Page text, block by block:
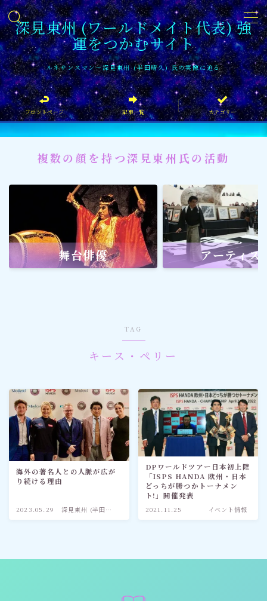
深見東州 (ワールドメイト代表) 強
運をつかむサイト
ルネサンスマン〜深見東州 (半田晴久) 氏の実像に迫る
MENU
フロントページ
記事一覧
イベント情報
企業家
文化・芸術活動
社会貢献 社会貢献
メディア・ネット
ワールドメイト
神道・宗教
社会情勢
おすすめ記事
フロントページ 記事一覧 カテゴリー
複数の顔を持つ深見東州氏の活動
舞台俳優 アーティス
TAG
キース・ペリー
海外の著名人との人脈が広が
り続ける理由
2023.05.29
深見東州 (半田晴
久)
DPワールドツアー日本初上陸
「ISPS HANDA 欧州・日本
どっちが勝つかトーナメン
ト!」開催発表
2021.11.25 イベント情報